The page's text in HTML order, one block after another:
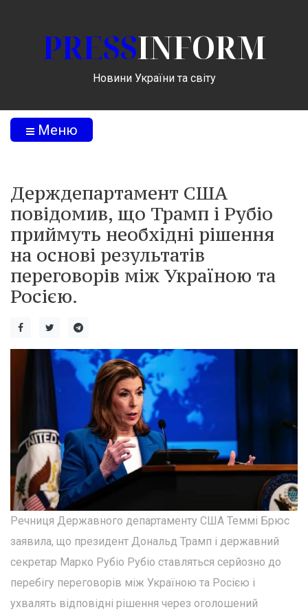
PRESSINFORM
Новини України та світу
Меню
Держдепартамент США
повідомив, що Трамп і Рубіо
приймуть необхідні рішення
на основі результатів
переговорів між Україною та
Росією.
Речниця Державного департаменту США Теммі Брюс
заявила, що президент Дональд Трамп і державний
секретар Марко Рубіо Рубіо ставляться серйозно до
перебігу переговорів між Україною та Росією і
ухвалять відповідні рішення через оголошений